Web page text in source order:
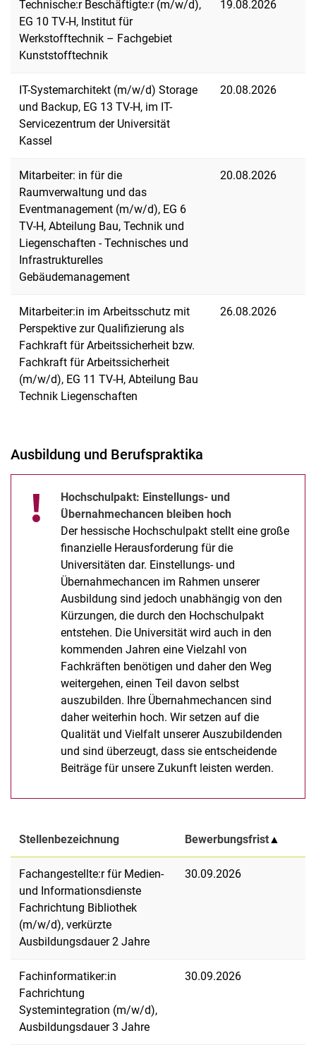
Technische:r Beschäftigte:r (m/w/d),
EG 10 TV-H, Institut für
Werkstofftechnik – Fachgebiet
Kunststofftechnik
19.08.2026
IT-Systemarchitekt (m/w/d) Storage
und Backup, EG 13 TV-H, im IT-
Servicezentrum der Universität
Kassel
20.08.2026
Mitarbeiter: in für die
Raumverwaltung und das
Eventmanagement (m/w/d), EG 6
TV-H, Abteilung Bau, Technik und
Liegenschaften - Technisches und
Infrastrukturelles
Gebäudemanagement
20.08.2026
Mitarbeiter:in im Arbeitsschutz mit
Perspektive zur Qualifizierung als
Fachkraft für Arbeitssicherheit bzw.
Fachkraft für Arbeitssicherheit
(m/w/d), EG 11 TV-H, Abteilung Bau
Technik Liegenschaften
26.08.2026
Ausbildung und Berufspraktika
Hochschulpakt: Einstellungs- und
Übernahmechancen bleiben hoch
Der hessische Hochschulpakt stellt eine große
finanzielle Herausforderung für die
Universitäten dar. Einstellungs- und
Übernahmechancen im Rahmen unserer
Ausbildung sind jedoch unabhängig von den
Kürzungen, die durch den Hochschulpakt
entstehen. Die Universität wird auch in den
kommenden Jahren eine Vielzahl von
Fachkräften benötigen und daher den Weg
weitergehen, einen Teil davon selbst
auszubilden. Ihre Übernahmechancen sind
daher weiterhin hoch. Wir setzen auf die
Qualität und Vielfalt unserer Auszubildenden
und sind überzeugt, dass sie entscheidende
Beiträge für unsere Zukunft leisten werden.
Stellenbezeichnung Bewerbungsfrist▲
Fachangestellte:r für Medien-
und Informationsdienste
Fachrichtung Bibliothek
(m/w/d), verkürzte
Ausbildungsdauer 2 Jahre
30.09.2026
Fachinformatiker:in
Fachrichtung
Systemintegration (m/w/d),
Ausbildungsdauer 3 Jahre
30.09.2026